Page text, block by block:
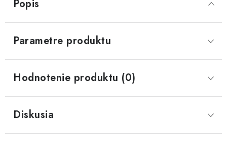
Popis
Parametre produktu
Hodnotenie produktu (0)
Diskusia